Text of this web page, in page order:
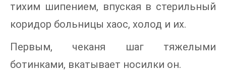
тихим шипением, впуская в стерильный
коридор больницы хаос, холод и их.
Первым, чеканя шаг тяжелыми
ботинками, вкатывает носилки он.